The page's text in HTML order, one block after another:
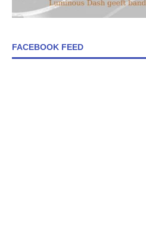
FACEBOOK FEED